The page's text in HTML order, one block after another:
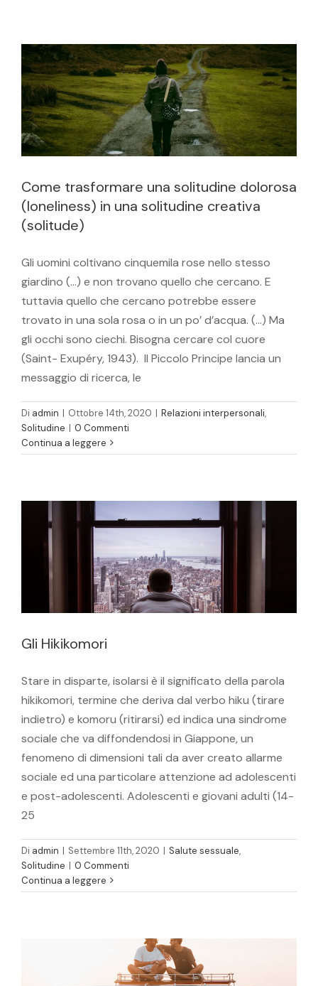
Come trasformare una solitudine dolorosa
(loneliness) in una solitudine creativa
(solitude)
Gli uomini coltivano cinquemila rose nello stesso
giardino (...) e non trovano quello che cercano. E
tuttavia quello che cercano potrebbe essere
trovato in una sola rosa o in un po’ d’acqua. (...) Ma
gli occhi sono ciechi. Bisogna cercare col cuore
(Saint- Exupéry, 1943). Il Piccolo Principe lancia un
messaggio di ricerca, le
Di admin | Ottobre 14th, 2020 | Relazioni interpersonali,
Solitudine | 0 Commenti
Continua a leggere
Gli Hikikomori
Gli Hikikomori
Stare in disparte, isolarsi è il significato della parola
hikikomori, termine che deriva dal verbo hiku (tirare
indietro) e komoru (ritirarsi) ed indica una sindrome
sociale che va diffondendosi in Giappone, un
fenomeno di dimensioni tali da aver creato allarme
sociale ed una particolare attenzione ad adolescenti
e post-adolescenti. Adolescenti e giovani adulti (14-
25
Di admin | Settembre 11th, 2020 | Salute sessuale,
Solitudine | 0 Commenti
Continua a leggereL’Altro necessario
Relazioni interpersonali Solitudine